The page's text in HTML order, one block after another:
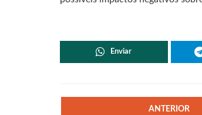
Enviar
ANTERIOR